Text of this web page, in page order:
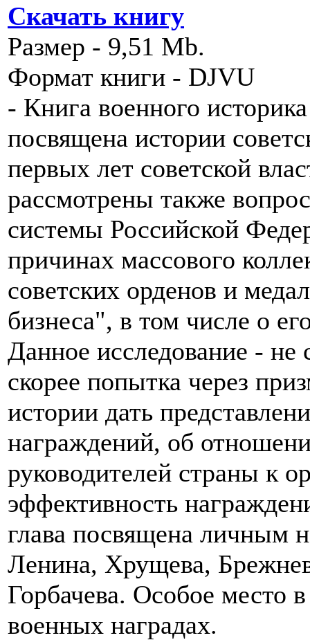
Скачать книгу
Размер - 9,51 Mb.
Формат книги - DJVU
- Книга военного
посвящена истории
первых лет советской
рассмотрены также
системы Российской
причинах массового
советских орденов и
бизнеса", в том числе о
Данное исследование - не
скорее попытка через
истории дать
награждений, об
руководителей страны к
эффективность
глава посвящена личным
Ленина, Хрущева,
Горбачева. Особое место
военных наградах.